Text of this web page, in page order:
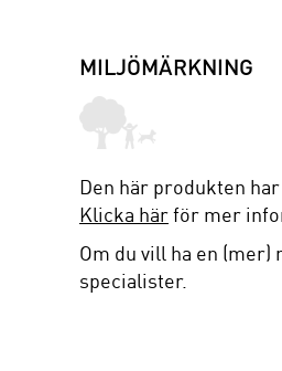
MILJÖMÄRKNING
Den här produkten
Klicka härför mer
Om du vill ha en
specialister.